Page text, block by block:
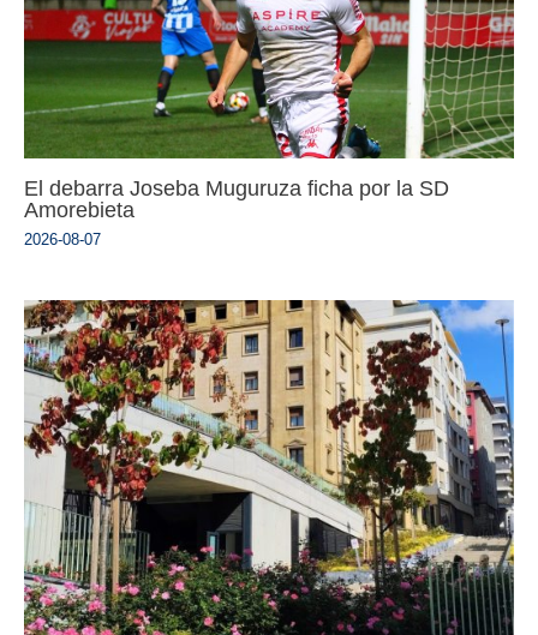
El debarra Joseba Muguruza ficha por la SD
Amorebieta
2026-08-07